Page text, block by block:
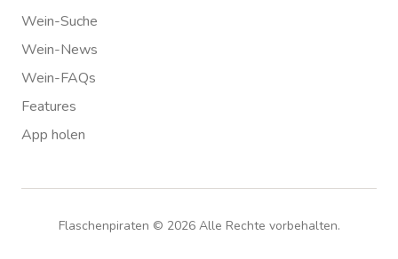
Wein-Suche
Wein-News
Wein-FAQs
Features
App holen
Flaschenpiraten © 2026Alle Rechte vorbehalten.